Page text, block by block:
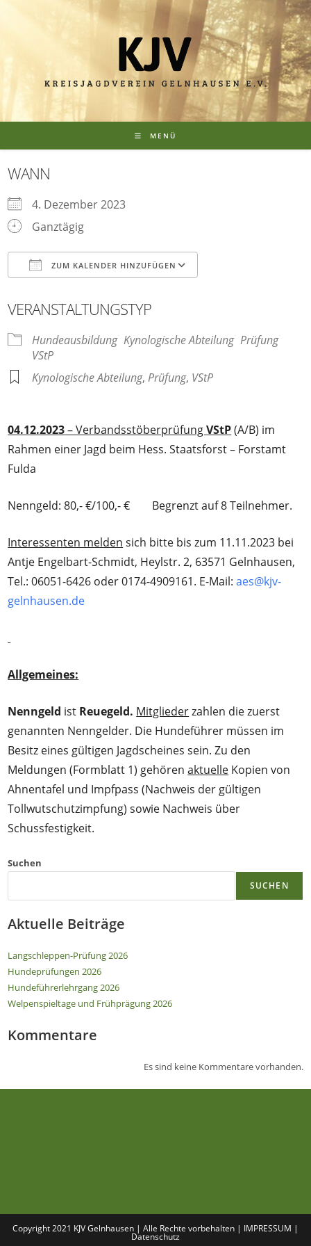
MENÜ
WANN
4. Dezember 2023
Ganztägig
ZUM KALENDER HINZUFÜGEN
VERANSTALTUNGSTYP
Hundeausbildung Kynologische Abteilung Prüfung
VStP
Kynologische Abteilung,Prüfung, VStP
04.12.2023– VerbandsstöberprüfungVStP(A/B) im
Rahmen einer Jagd beim Hess. Staatsforst – Forstamt
Fulda
Nenngeld: 80,- €/100,- € Begrenzt auf 8 Teilnehmer.
Interessenten melden sich bitte bis zum 11.11.2023 bei
Antje Engelbart-Schmidt, Heylstr. 2, 63571 Gelnhausen,
Tel.: 06051-6426 oder 0174-4909161. E-Mail:aes@kjv-
gelnhausen.de
Allgemeines:
Nenngeld ist Reuegeld. Mitgliederzahlen die zuerst
genannten Nenngelder. Die Hundeführer müssen im
Besitz eines gültigen Jagdscheines sein. Zu den
Meldungen (Formblatt 1) gehörenaktuelle Kopien von
Ahnentafel und Impfpass (Nachweis der gültigen
Tollwutschutzimpfung) sowie Nachweis über
Schussfestigkeit.
Suchen
SUCHEN
Aktuelle Beiträge
Langschleppen-Prüfung 2026
Hundeprüfungen 2026
Hundeführerlehrgang 2026
Welpenspieltage und Frühprägung 2026
Kommentare
Es sind keine Kommentare vorhanden.
Copyright 2021 KJV Gelnhausen | Alle Rechte vorbehalten | IMPRESSUM |
Datenschutz